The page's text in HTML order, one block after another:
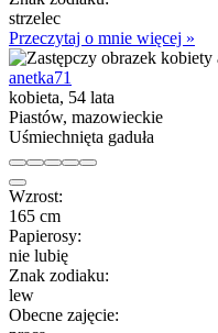
strzelec
Przeczytaj o mnie więcej »
anetka71
kobieta, 54 lata
Piastów, mazowieckie
Uśmiechnięta gaduła
Wzrost:
165 cm
Papierosy:
nie lubię
Znak zodiaku:
lew
Obecne zajęcie: